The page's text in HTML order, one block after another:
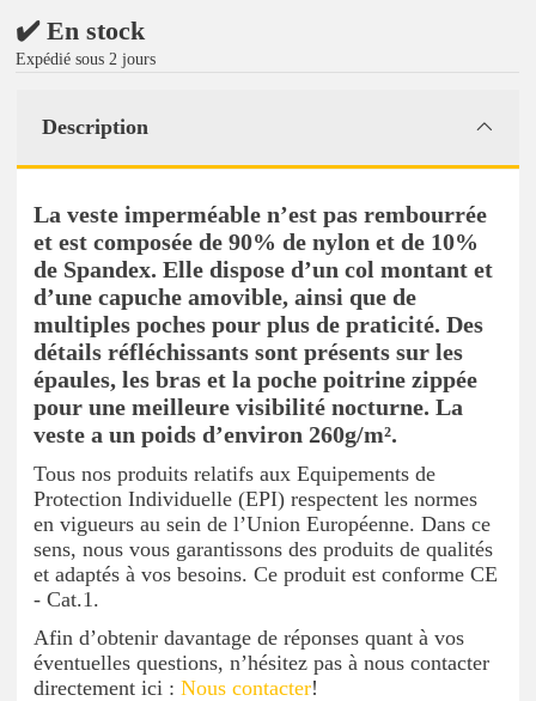
✔️ En stock
Expédié sous 2 jours
Description
La veste imperméable n’est pas rembourrée
et est composée de 90% de nylon et de 10%
de Spandex. Elle dispose d’un col montant et
d’une capuche amovible, ainsi que de
multiples poches pour plus de praticité. Des
détails réfléchissants sont présents sur les
épaules, les bras et la poche poitrine zippée
pour une meilleure visibilité nocturne. La
veste a un poids d’environ 260g/m².
Tous nos produits relatifs aux Equipements de
Protection Individuelle (EPI) respectent les normes
en vigueurs au sein de l’Union Européenne. Dans ce
sens, nous vous garantissons des produits de qualités
et adaptés à vos besoins. Ce produit est conforme CE
- Cat.1.
Afin d’obtenir davantage de réponses quant à vos
éventuelles questions, n’hésitez pas à nous contacter
directement ici : Nous contacter!